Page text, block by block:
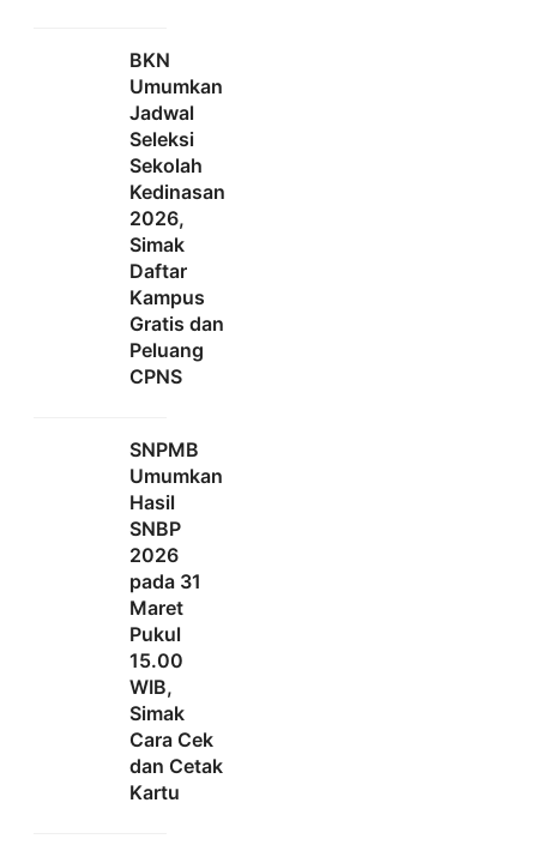
BKN
Umumkan
Jadwal
Seleksi
Sekolah
Kedinasan
2026,
Simak
Daftar
Kampus
Gratis dan
Peluang
CPNS
SNPMB
Umumkan
Hasil
SNBP
2026
pada 31
Maret
Pukul
15.00
WIB,
Simak
Cara Cek
dan Cetak
Kartu